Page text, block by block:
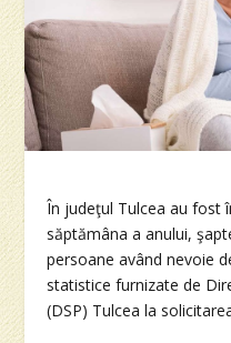
În judeţul Tulcea au fost
săptămâna a anului,
persoane având nevoie
statistice furnizate de
(DSP) Tulcea la